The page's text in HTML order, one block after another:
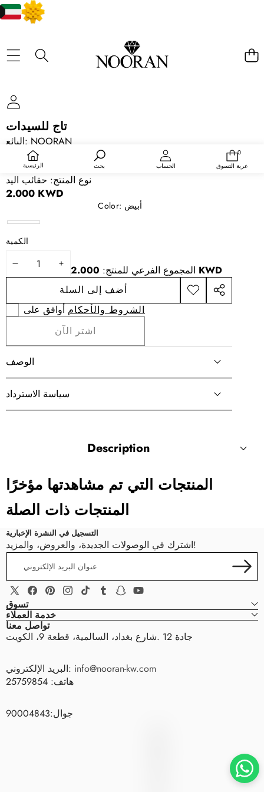
الرئيسية بحث الحساب
0
0
عربة التسوق
تاج للسيدات
البائع: NOORAN
1173844
التوفر:
متوفر في المخزون
نوع المنتج: حقائب اليد
2.000 KWD
Color: أبيض
أبيض
الكمية
تقليل
زيادة
الكمية
المجموع الفرعي للمنتج: 2.000 KWD
أضف إلى السلة
أضف
إلى
شارك
الشروط والأحكام
اشتر الآن
الوصف
سياسة الاسترداد
Description
المنتجات التي تم مشاهدتها مؤخرًا
المنتجات ذات الصلة
التسجيل في النشرة الإخبارية
اشترك في الوصولات الجديدة، والعروض، والمزيد!
البريد
الإلكتروني
إكس
(تويتر)
فيسبوكبينتيريست
إنستغرام
تيك
توك
تمبلر سناب
شات
يوتيوب
تسوق
خدمة العملاء
تواصل معنا
جادة 12 .شارع بغداد، السالمية، قطعة 9، الكويت
البريد الإلكتروني: info@nooran-kw.com
هاتف: 25759854
جوال:90004843